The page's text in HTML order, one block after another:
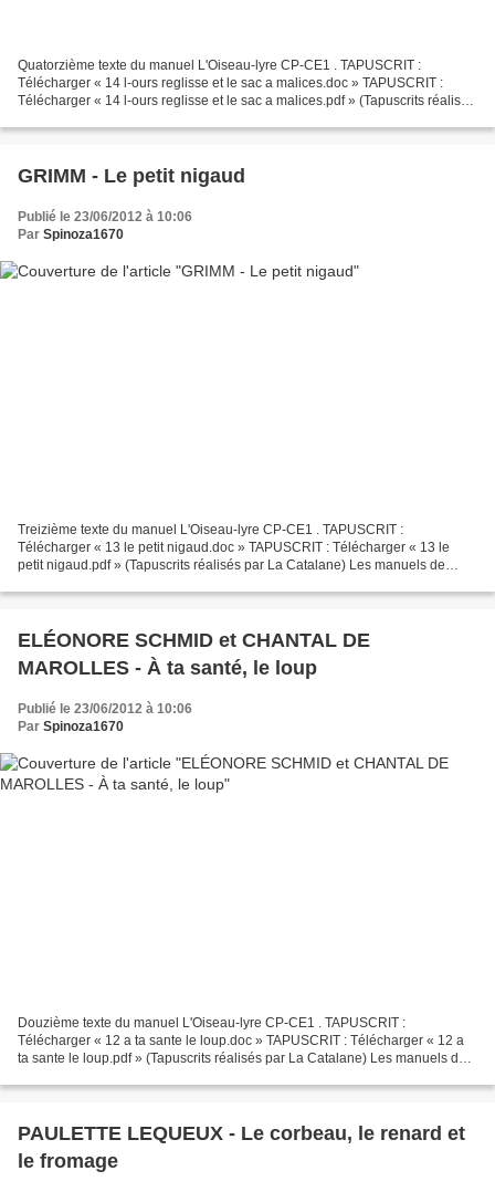
Quatorzième texte du manuel L'Oiseau-lyre CP-CE1 . TAPUSCRIT :
Télécharger « 14 l-ours reglisse et le sac a malices.doc » TAPUSCRIT :
Télécharger « 14 l-ours reglisse et le sac a malices.pdf » (Tapuscrits réalisés
GRIMM - Le petit nigaud
Publié le 23/06/2012 à 10:06
Par Spinoza1670
Treizième texte du manuel L'Oiseau-lyre CP-CE1 . TAPUSCRIT :
Télécharger « 13 le petit nigaud.doc » TAPUSCRIT : Télécharger « 13 le
petit nigaud.pdf » (Tapuscrits réalisés par La Catalane) Les manuels de
ELÉONORE SCHMID et CHANTAL DE
MAROLLES - À ta santé, le loup
Publié le 23/06/2012 à 10:06
Par Spinoza1670
Douzième texte du manuel L'Oiseau-lyre CP-CE1 . TAPUSCRIT :
Télécharger « 12 a ta sante le loup.doc » TAPUSCRIT : Télécharger « 12 a
ta sante le loup.pdf » (Tapuscrits réalisés par La Catalane) Les manuels de
PAULETTE LEQUEUX - Le corbeau, le renard et
le fromage